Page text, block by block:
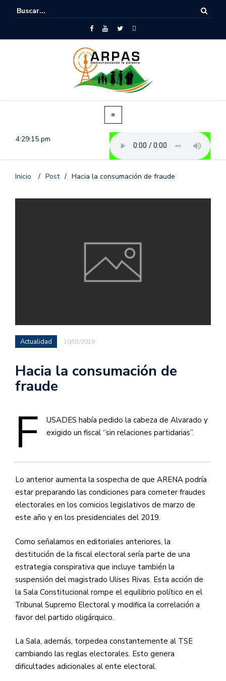
4:29:15 pm
Inicio / Post / Hacia la consumación de fraude
Actualidad 10/01/2018
Hacia la consumación de
fraude
F USADES había pedido la cabeza de Alvarado y
exigido un fiscal “sin relaciones partidarias”.
Lo anterior aumenta la sospecha de que ARENA podría
estar preparando las condiciones para cometer fraudes
electorales en los comicios legislativos de marzo de
este año y en los presidenciales del 2019.
Como señalamos en editoriales anteriores, la
destitución de la fiscal electoral sería parte de una
estrategia conspirativa que incluye también la
suspensión del magistrado Ulises Rivas. Esta acción de
la Sala Constitucional rompe el equilibrio político en el
Tribunal Supremo Electoral y modifica la correlación a
favor del partido oligárquico.
La Sala, además, torpedea constantemente al TSE
cambiando las reglas electorales. Esto genera
dificultades adicionales al ente electoral.